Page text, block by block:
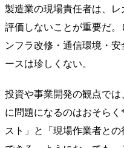
製造業の現場責任者は、
評価しないことが重要だ
ンフラ改修・通信環境・
ースは珍しくない。
投資や事業開発の観点で
に問題になるのはおそら
スト」と「現場作業者と